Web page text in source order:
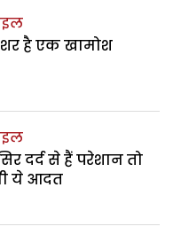
है एक खामोश
दर्द से हैं परेशान तो
ये आदत